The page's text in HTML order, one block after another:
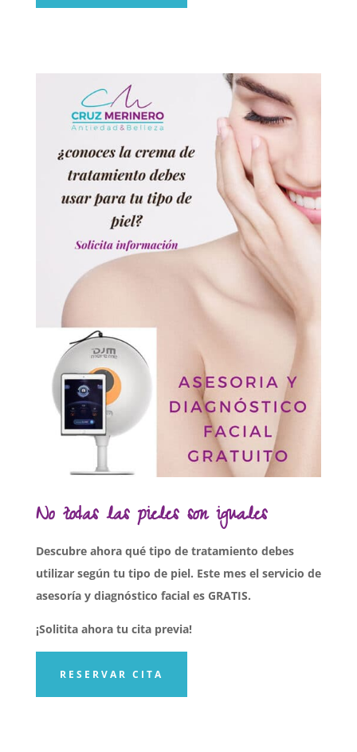
No todas las pieles son iguales
Descubre ahora qué tipo de tratamiento debes
utilizar según tu tipo de piel. Este mes el servicio de
asesoría y diagnóstico facial es GRATIS.
¡Solitita ahora tu cita previa!
RESERVAR CITA